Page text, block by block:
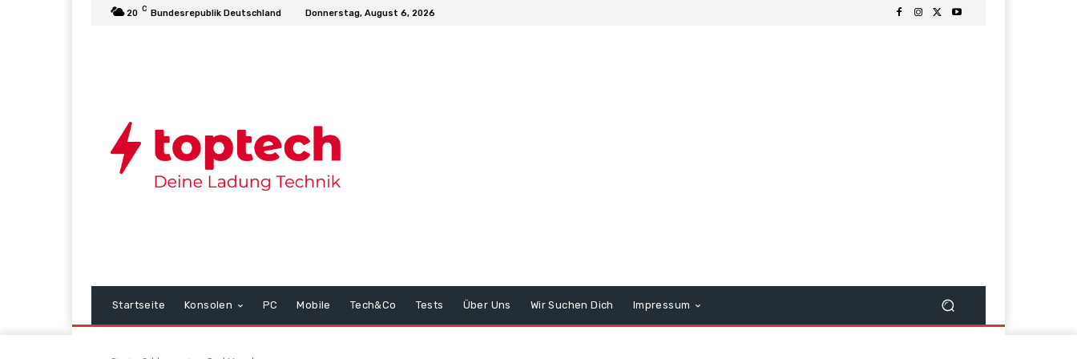
20 C Bundesrepublik Deutschland Donnerstag, August 6, 2026
Startseite Konsolen PC Mobile Tech&Co Tests Über Uns Wir Suchen Dich Impressum